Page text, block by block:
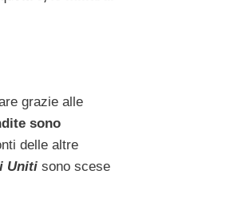
grazie alle
sono
delle altre
Uniti sono scese